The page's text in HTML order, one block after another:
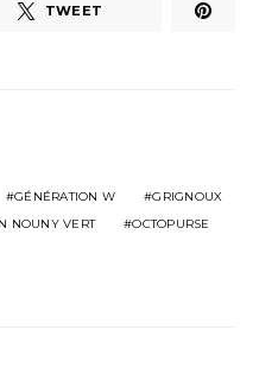
TWEET
GÉNÉRATION W
GRIGNOUX
NOUNY VERT
OCTOPURSE